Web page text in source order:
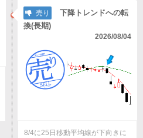
売り
下降トレンドへの転
換(長期)
2026/08/04
8/4に25日移動平均線が下向きに